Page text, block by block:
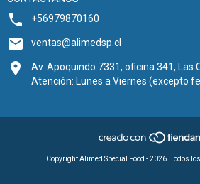
+56979870160
ventas@alimedsp.cl
Av. Apoquindo 7331, oficina 341, Las
Atención: Lunes a Viernes (excepto
Copyright Alimed Special Food - 2026. Todos